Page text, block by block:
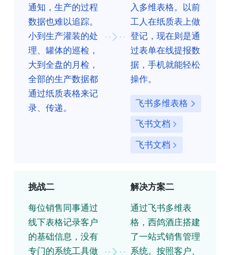
通知，生产的过程
数据也难以追踪。
小到生产灌装的处
理、罐体的巡检，
大到全盘的月检，
全部的生产数据都
通过纸质表格来记
录、传递。
入多维表格。以前
工人在纸质表上做
登记，现在则是通
过表单在线提报数
据，手机就能轻松
操作。
飞书多维表格
飞书文档
飞书文档
挑战二
每位销售同事通过
线下表格记录客户
的基础信息，没有
专门的系统工具做
解决方案二
通过飞书多维表
格，西鸽酒庄搭建
了一站式销售管理
系统。按照客户、